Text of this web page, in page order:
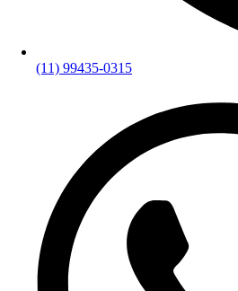
(11) 99435-0315